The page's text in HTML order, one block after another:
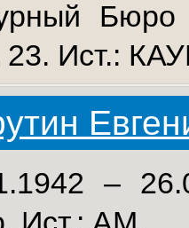
Бюро
23. Ист.:
–